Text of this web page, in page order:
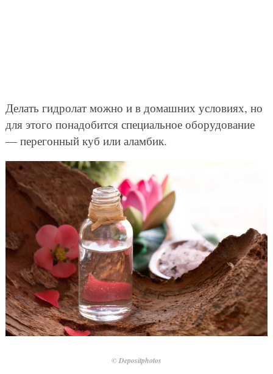
Делать гидролат можно и в домашних условиях, но
для этого понадобится специальное оборудование
— перегонный куб или аламбик.
© Depositphotos